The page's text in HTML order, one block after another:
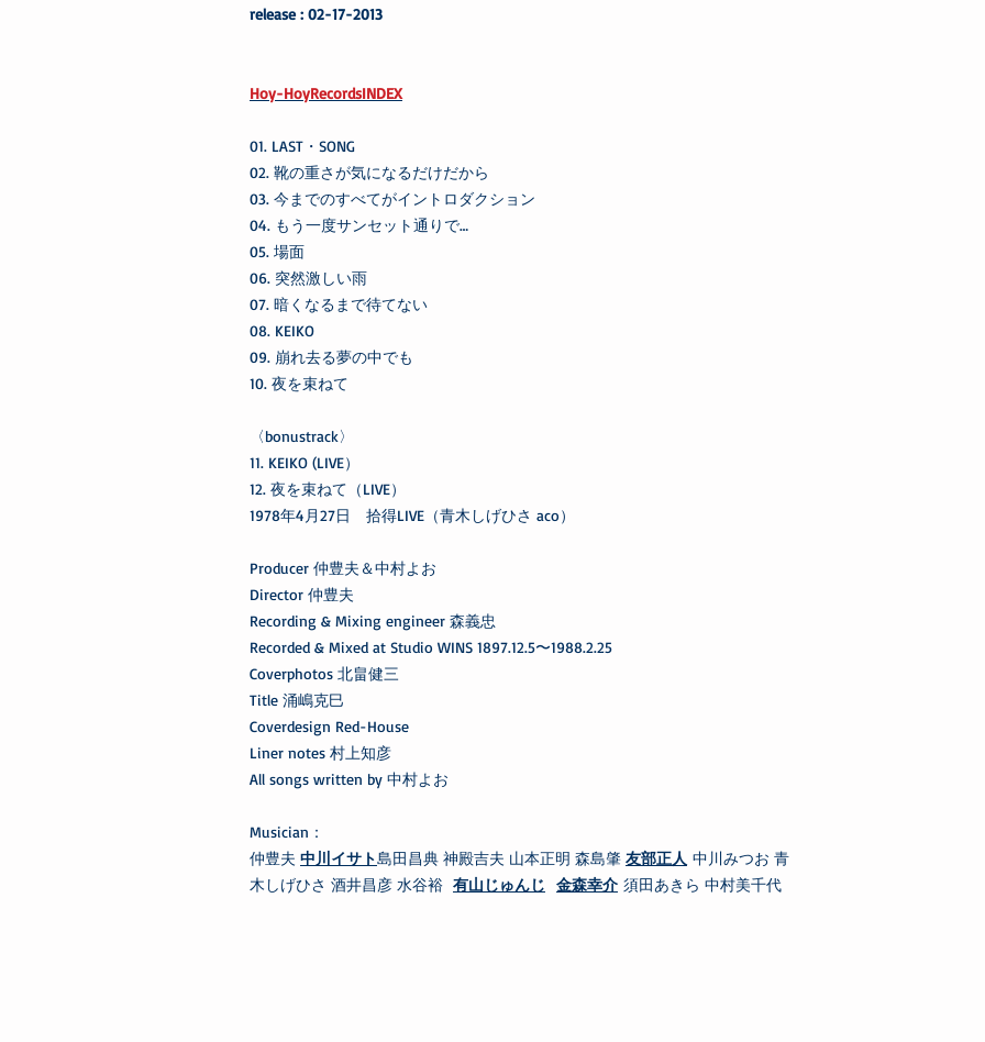
release : 02-17-2013
Hoy-HoyRecordsINDEX
01. LAST・SONG
02. 靴の重さが気になるだけだから
03. 今までのすべてがイントロダクション
04. もう一度サンセット通りで…
05. 場面
06. 突然激しい雨
07. 暗くなるまで待てない
08. KEIKO
09. 崩れ去る夢の中でも
10. 夜を束ねて
〈bonustrack〉
11. KEIKO (LIVE）
12. 夜を束ねて（LIVE）
1978年4月27日 拾得LIVE（青木しげひさ aco）
Producer 仲豊夫＆中村よお
Director 仲豊夫
Recording & Mixing engineer 森義忠
Recorded & Mixed at Studio WINS 1897.12.5〜1988.2.25
Coverphotos 北畠健三
Title 涌嶋克巳
Coverdesign Red-House
Liner notes 村上知彦
All songs written by 中村よお
Musician：
仲豊夫 中川イサト島田昌典 神殿吉夫 山本正明 森島肇 友部正人 中川みつお 青
木しげひさ 酒井昌彦 水谷裕 有山じゅんじ 金森幸介 須田あきら 中村美千代